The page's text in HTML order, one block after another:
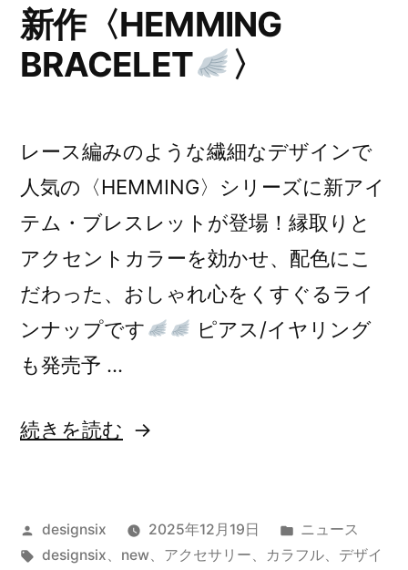
新作〈HEMMING
BRACELET
〉
レース編みのような繊細なデザインで
人気の〈HEMMING〉シリーズに新アイ
テム・ブレスレットが登場！縁取りと
アクセントカラーを効かせ、配色にこ
だわった、おしゃれ心をくすぐるライ
ンナップです
ピアス/イヤリング
も発売予 …
“新
BRACELET
続きを読む
投
稿
designsix 2025年12月19日
カ
テ
ニュース
タ
designsix、 new、 アクセサリー、 カラフル、 デザイ